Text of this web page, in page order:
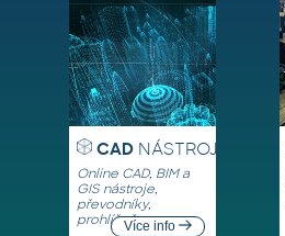
CADNÁSTROJE
Online CAD, BIM a
GIS nástroje,
převodníky,
prohlížečeVíce info